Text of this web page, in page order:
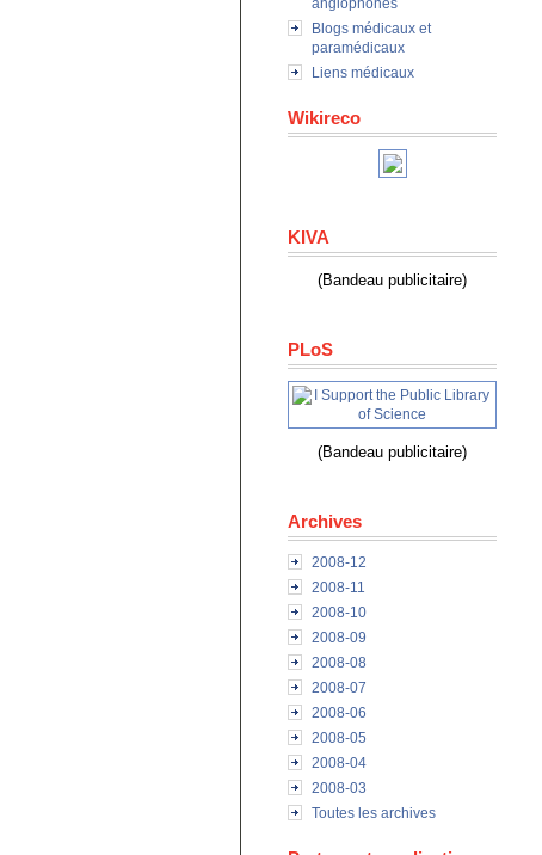
anglophones
Blogs médicaux et
paramédicaux
Liens médicaux
Wikireco
KIVA
(Bandeau publicitaire)
PLoS
(Bandeau publicitaire)
Archives
2008-12
2008-11
2008-10
2008-09
2008-08
2008-07
2008-06
2008-05
2008-04
2008-03
Toutes les archives